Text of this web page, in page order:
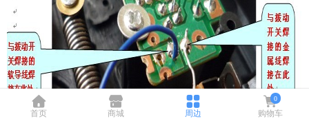
首页 商城 周边
0
购物车